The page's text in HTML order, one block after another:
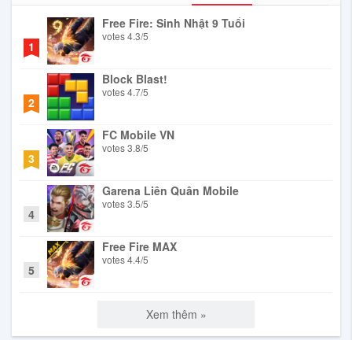
1
Free Fire: Sinh Nhật 9 Tuổi
votes4.3/5
2
Block Blast!
votes4.7/5
3
FC Mobile VN
votes3.8/5
4
Garena Liên Quân Mobile
votes3.5/5
5
Free Fire MAX
votes4.4/5
Xem thêm »